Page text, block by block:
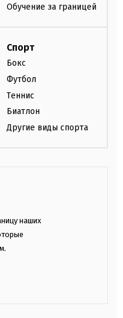
Обучение за границей
Спорт
Бокс
Футбол
Теннис
Биатлон
Другие виды спорта
наших